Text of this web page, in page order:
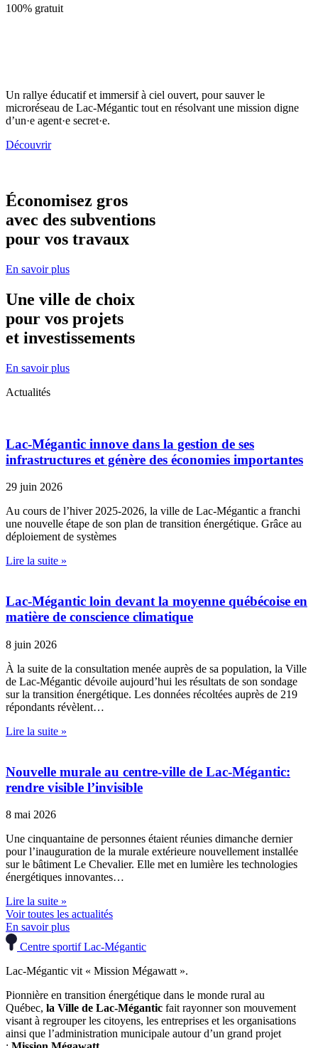
100% gratuit
Un rallye éducatif et immersif à ciel ouvert, pour sauver le
microréseau de Lac-Mégantic tout en résolvant une mission digne
d’un·e agent·e secret·e.
Découvrir
Économisez gros
avec des subventions
pour vos travaux
En savoir plus
Une ville de choix
pour vos projets
et investissements
En savoir plus
Actualités
Lac-Mégantic innove dans la gestion de ses
infrastructures et génère des économies importantes
29 juin 2026
Au cours de l’hiver 2025-2026, la ville de Lac-Mégantic a franchi
une nouvelle étape de son plan de transition énergétique. Grâce au
déploiement de systèmes
Lire la suite »
Lac-Mégantic loin devant la moyenne québécoise en
matière de conscience climatique
8 juin 2026
À la suite de la consultation menée auprès de sa population, la Ville
de Lac-Mégantic dévoile aujourd’hui les résultats de son sondage
sur la transition énergétique. Les données récoltées auprès de 219
répondants révèlent…
Lire la suite »
Nouvelle murale au centre-ville de Lac-Mégantic:
rendre visible l’invisible
8 mai 2026
Une cinquantaine de personnes étaient réunies dimanche dernier
pour l’inauguration de la murale extérieure nouvellement installée
sur le bâtiment Le Chevalier. Elle met en lumière les technologies
énergétiques innovantes…
Lire la suite »
Voir toutes les actualités
En savoir plus
Centre sportif Lac-Mégantic
Lac-Mégantic vit « Mission Mégawatt ».
Pionnière en transition énergétique dans le monde rural au
Québec, la Ville de Lac-Mégantic fait rayonner son mouvement
visant à regrouper les citoyens, les entreprises et les organisations
ainsi que l’administration municipale autour d’un grand projet